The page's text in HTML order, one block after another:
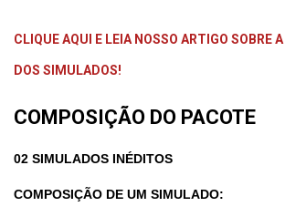
CLIQUE AQUI E LEIA NOSSO ARTIGO SOBRE
DOS SIMULADOS!
COMPOSIÇÃO DO PACOTE
02 SIMULADOS INÉDITOS
COMPOSIÇÃO DE UM SIMULADO: